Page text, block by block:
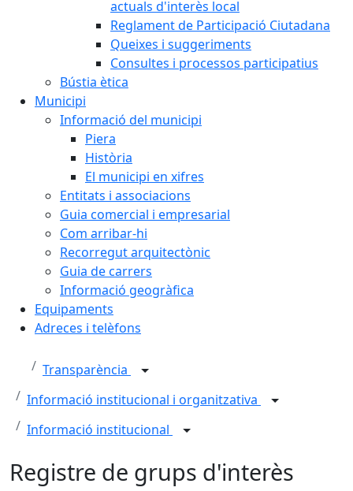
actuals d'interès local
Reglament de Participació Ciutadana
Queixes i suggeriments
Consultes i processos participatius
Bústia ètica
Municipi
Informació del municipi
Piera
Història
El municipi en xifres
Entitats i associacions
Guia comercial i empresarial
Com arribar-hi
Recorregut arquitectònic
Guia de carrers
Informació geogràfica
Equipaments
Adreces i telèfons
Transparència
Informació institucional i organitzativa
Informació institucional
Registre de grups d'interès